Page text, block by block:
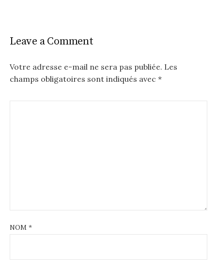
Leave a Comment
Votre adresse e-mail ne sera pas publiée. Les
champs obligatoires sont indiqués avec *
NOM *